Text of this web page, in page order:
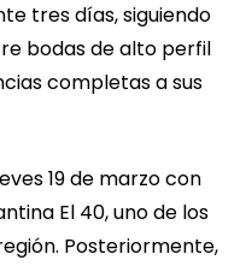
tres días, siguiendo
bodas de alto perfil
completas a sus
19 de marzo con
El 40, uno de los
Posteriormente,